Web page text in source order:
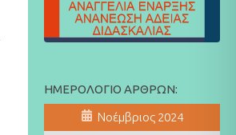
ΗΜΕΡΟΛΌΓΙΟ ΆΡΘΡΩΝ:
Νοέμβριος 2024